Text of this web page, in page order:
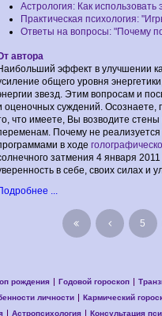
Астрология: Как
Практическая психология:
Ответы на вопросы: "Почему
автора
эффект в улучшении
общего уровня
звезд. Этим вопросам и
оценочных суждений. Осознаете,
что имеете, Вы возводите
Почему не реализуется
в ходе
затмения 4 января
в себе, своих силах и
...
5
рождения Годовой гороскоп
личности
Кармический
Астропсихология Консультация